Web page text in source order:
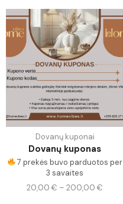
Dovanų kuponai
Dovanų kuponas
7 prekės buvo parduotos per
3 savaites
20,00 € – 200,00 €